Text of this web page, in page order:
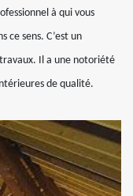
à qui vous
ce sens. C’est un
Il a une notoriété
de qualité.